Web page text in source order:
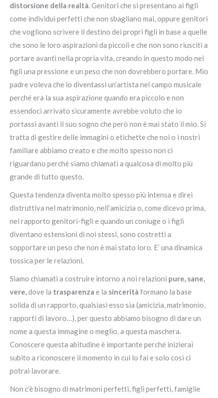
distorsione della realtà.Genitori che si presentano ai figli
come individui perfetti che non sbagliano mai, oppure genitori
che vogliono scrivere il destino dei propri figli in base a quelle
che sono le loro aspirazioni da piccoli e che non sono riusciti a
portare avanti nella propria vita, creando in questo modo nei
figli una pressione e un peso che non dovrebbero portare. Mio
padre voleva che io diventassi un’artista nel campo musicale
perché era la sua aspirazione quando era piccolo e non
essendoci arrivato sicuramente avrebbe voluto che io
portassi avanti il suo sogno che però non è mai stato il mio. Si
tratta di gestire delle immagini o etichette che noi o i nostri
familiare abbiamo creato e che molto spesso non ci
riguardano perché siamo chiamati a qualcosa di molto più
grande di tutto questo.
Questa tendenza diventa molto spesso più intensa e direi
distruttiva nel matrimonio, nell’amicizia o, come dicevo prima,
nel rapporto genitori-figli e quando un coniuge o i figli
diventano estensioni di noi stessi, sono costretti a
sopportare un peso che non è mai stato loro. E’ una dinamica
tossica per le relazioni.
Siamo chiamati a costruire intorno a noi relazioni pure, sane,
vere,dove la trasparenza e la sincerità formano la base
solida di un rapporto, qualsiasi esso sia (amicizia, matrimonio,
rapporti di lavoro…), per questo abbiamo bisogno di dare un
nome a questa immagine o meglio, a questa maschera.
Conoscere questa abitudine è importante perché inizierai
subito a riconoscere il momento in cui lo fai e solo così ci
potrai lavorare.
Non c’è bisogno di matrimoni perfetti, figli perfetti, famiglie